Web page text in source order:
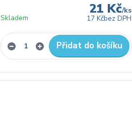
21 Kč/ks
17 Kčbez DPH
Skladem
Přidat do košíku